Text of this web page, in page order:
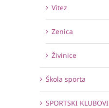
Vitez
Zenica
Živinice
Škola sporta
SPORTSKI KLUBOVI